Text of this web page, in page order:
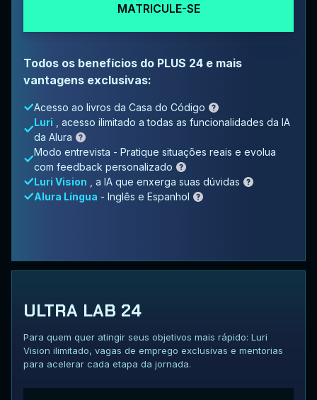
MATRICULE-SE
Todos os benefícios do PLUS 24 e mais
vantagens exclusivas:
Acesso ao livros da Casa do Código
Luri
, acesso ilimitado a todas as funcionalidades da IA
da Alura
Modo entrevista - Pratique situações reais e evolua
com feedback personalizado
Luri Vision
, a IA que enxerga suas dúvidas
Alura Língua - Inglês e Espanhol
ULTRA LAB 24
Para quem quer atingir seus objetivos mais rápido: Luri
Vision ilimitado, vagas de emprego exclusivas e mentorias
para acelerar cada etapa da jornada.